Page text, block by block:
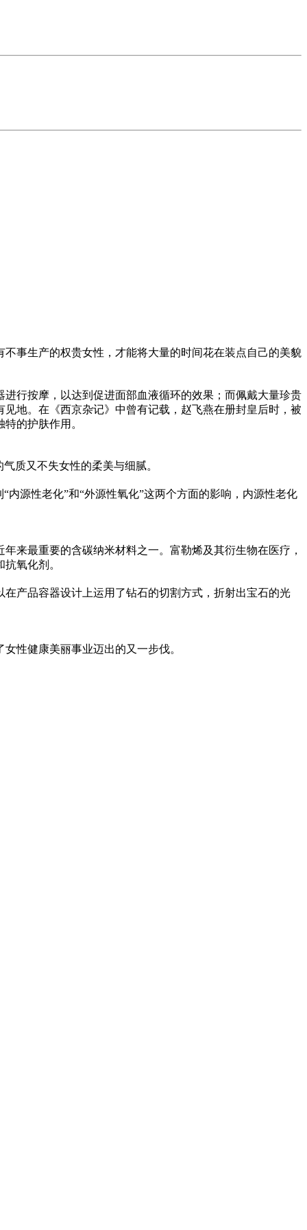
事生产的权贵女性，才能将大量的时间花在装点自己的美貌
行按摩，以达到促进面部血液循环的效果；而佩戴大量珍贵
地。在《西京杂记》中曾有记载，赵飞燕在册封皇后时，被
的护肤作用。
质又不失女性的柔美与细腻。
“内源性老化”和“外源性氧化”这两个方面的影响，内源性老化
来最重要的含碳纳米材料之一。富勒烯及其衍生物在医疗，
氧化剂。
产品容器设计上运用了钻石的切割方式，折射出宝石的光
性健康美丽事业迈出的又一步伐。